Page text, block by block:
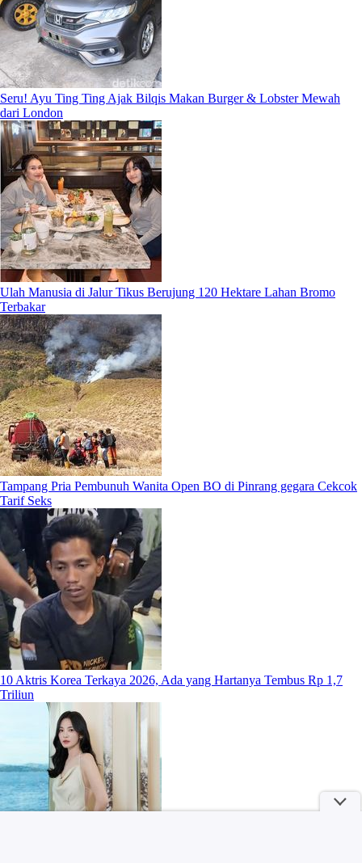
Seru! Ayu Ting Ting Ajak Bilqis Makan Burger & Lobster Mewah
dari London
Ulah Manusia di Jalur Tikus Berujung 120 Hektare Lahan Bromo
Terbakar
Tampang Pria Pembunuh Wanita Open BO di Pinrang gegara Cekcok
Tarif Seks
10 Aktris Korea Terkaya 2026, Ada yang Hartanya Tembus Rp 1,7
Triliun